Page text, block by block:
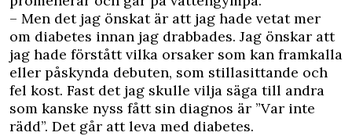
– Men det jag önskat är att jag hade vetat mer
om diabetes innan jag drabbades. Jag önskar att
jag hade förstått vilka orsaker som kan framkalla
eller påskynda debuten, som stillasittande och
fel kost. Fast det jag skulle vilja säga till andra
som kanske nyss fått sin diagnos är ”Var inte
rädd”. Det går att leva med diabetes.